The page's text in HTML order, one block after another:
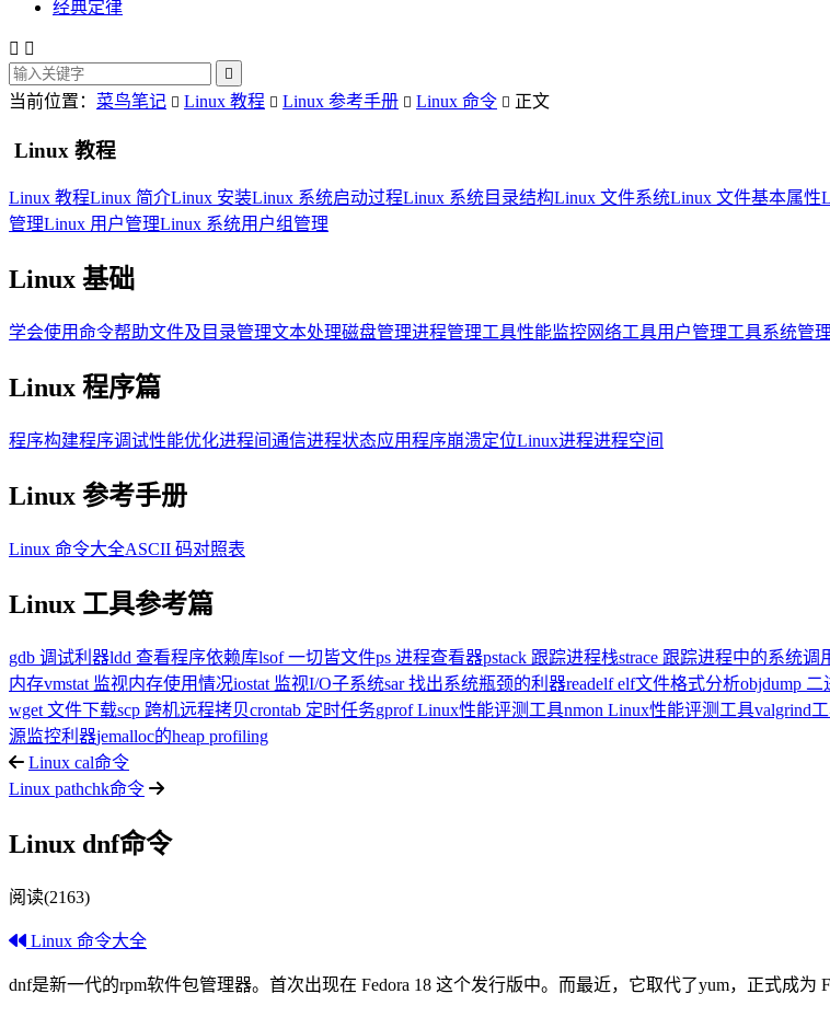
经典定律
 

当前位置： 菜鸟笔记  Linux 教程  Linux 参考手册  Linux 命令  正文
Linux 教程
Linux 教程Linux 简介Linux 安装Linux 系统启动过程Linux 系统目录结构Linux 文件系统Linux 文件基本属性
管理Linux 用户管理Linux 系统用户组管理
Linux 基础
学会使用命令帮助文件及目录管理文本处理磁盘管理进程管理工具性能监控网络工具用户管理工具系统管
Linux 程序篇
程序构建程序调试性能优化进程间通信进程状态应用程序崩溃定位Linux进程进程空间
Linux 参考手册
Linux 命令大全ASCII 码对照表
Linux 工具参考篇
gdb 调试利器ldd 查看程序依赖库lsof 一切皆文件ps 进程查看器pstack 跟踪进程栈strace 跟踪进程中的系统调
内存vmstat 监视内存使用情况iostat 监视I/O子系统sar 找出系统瓶颈的利器readelf elf文件格式分析objdump
wget 文件下载scp 跨机远程拷贝crontab 定时任务gprof Linux性能评测工具nmon Linux性能评测工具valgrind
源监控利器jemalloc的heap profiling
Linux cal命令
Linux pathchk命令
Linux dnf命令
阅读(2163)
Linux 命令大全
dnf是新一代的rpm软件包管理器。首次出现在 Fedora 18 这个发行版中。而最近，它取代了yum，正式成为